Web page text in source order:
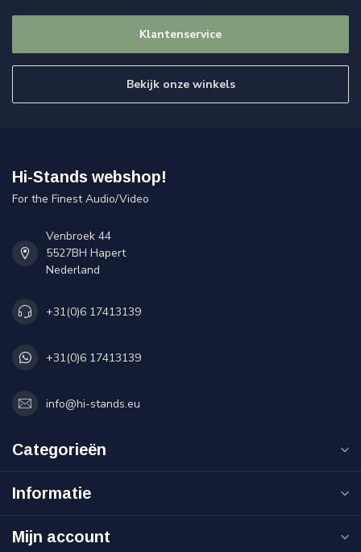
Klantenservice
Bekijk onze winkels
Hi-Stands webshop!
For the Finest Audio/Video
Venbroek 44
5527BH Hapert
Nederland
+31(0)6 17413139
+31(0)6 17413139
info@hi-stands.eu
Categorieën
Informatie
Mijn account